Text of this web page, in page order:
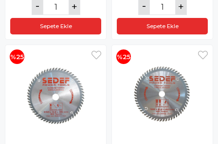
Sepete Ekle Sepete Ekle
%25 %25